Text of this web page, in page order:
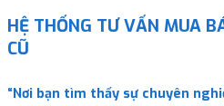
HỆ THỐNG TƯ VẤN MUA
CŨ
“Nơi bạn tìm thấy sự chuyên